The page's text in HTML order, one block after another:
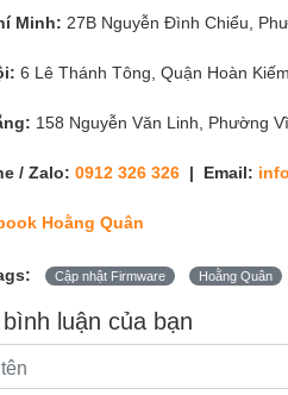
Minh: 27B Nguyễn Đình Chiểu,
6 Lê Thánh Tông, Quận Hoàn
158 Nguyễn Văn Linh, Phường
/ Zalo: 0912 326 326 | Email:
Hoằng Quân
Cập nhật Firmware Hoằng Quân
luận của bạn